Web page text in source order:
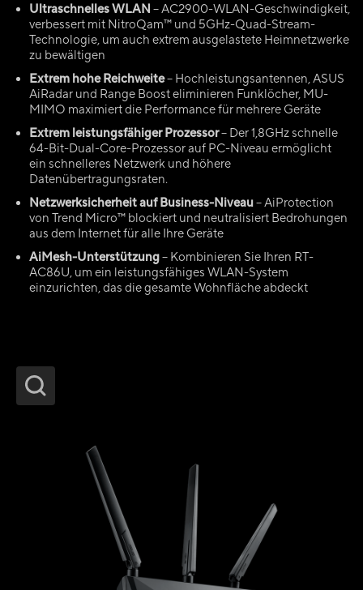
Ultraschnelles WLAN – AC2900-WLAN-Geschwindigkeit,
verbessert mit NitroQam™ und 5GHz-Quad-Stream-
Technologie, um auch extrem ausgelastete Heimnetzwerke
zu bewältigen
Extrem hohe Reichweite– Hochleistungsantennen, ASUS
AiRadar und Range Boost eliminieren Funklöcher, MU-
MIMO maximiert die Performance für mehrere Geräte
Extrem leistungsfähiger Prozessor– Der 1,8GHz schnelle
64-Bit-Dual-Core-Prozessor auf PC-Niveau ermöglicht
ein schnelleres Netzwerk und höhere
Datenübertragungsraten.
Netzwerksicherheit auf Business-Niveau– AiProtection
von Trend Micro™ blockiert und neutralisiert Bedrohungen
aus dem Internet für alle Ihre Geräte
AiMesh-Unterstützung– Kombinieren Sie Ihren RT-
AC86U, um ein leistungsfähiges WLAN-System
einzurichten, das die gesamte Wohnfläche abdeckt